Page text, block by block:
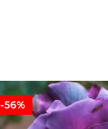
-56%